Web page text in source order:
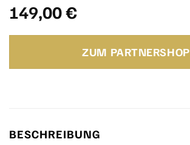
149,00€
ZUM PARTNERSHOP
BESCHREIBUNG